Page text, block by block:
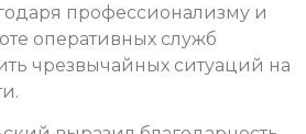
профессионализму и
оперативных служб
чрезвычайных ситуаций на